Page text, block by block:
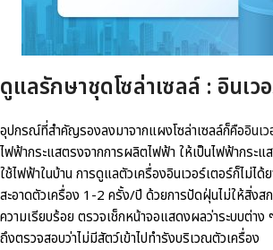
ดูแลรักษาชุดโซล่าเซลล์ : อินเว
อุปกรณ์ที่สำคัญรองลงมาจากแผงโซล่าเซลล์ก็คืออินเ
ไฟฟ้ากระแสตรงจากการผลิตไฟฟ้า ให้เป็นไฟฟ้ากระแ
ใช้ไฟฟ้าในบ้าน การดูแลตัวเครื่องอินเวอร์เตอร์ก็ไม่ได้
สะอาดตัวเครื่อง 1-2 ครั้ง/ปี ด้วยการปัดฝุ่นไม่ให้สิ่งสก
ความเรียบร้อย ตรวจเช็กหน้าจอแสดงผลว่าระบบต่าง
ถึงตรวจสอบว่าไม่มีสัตว์เข้าไปทำรังบริเวณตัวเครื่อง